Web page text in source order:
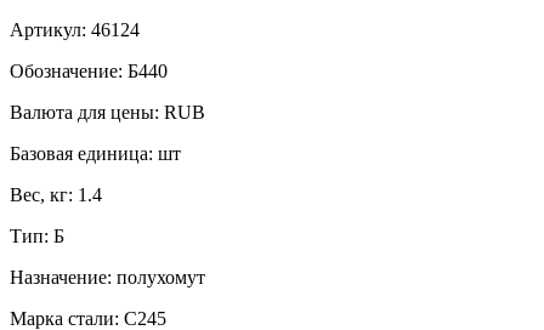
Артикул: 46124
Обозначение: Б440
Валюта для цены: RUB
Базовая единица: шт
Вес, кг: 1.4
Тип: Б
Назначение: полухомут
Марка стали: С245